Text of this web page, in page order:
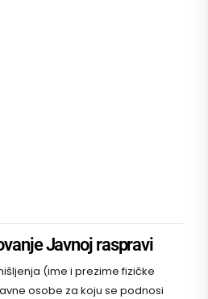
Javnoj raspravi
(ime i prezime fizičke
osobe za koju se podnosi